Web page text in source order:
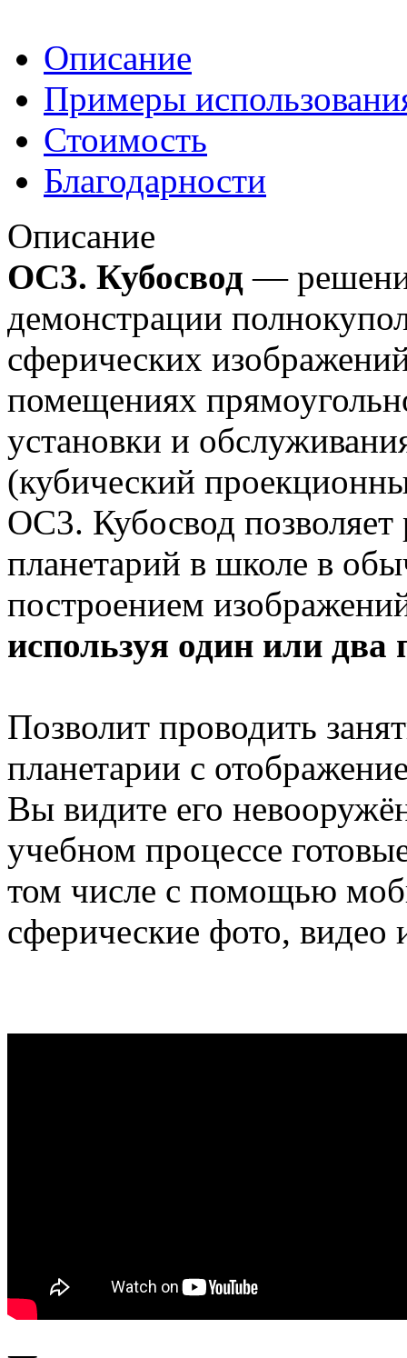
Описание
Примеры
Стоимость
Благодарности
Описание
ОС3. Кубосвод—
демонстрации
сферических
помещениях
установки и
(кубический
ОС3. Кубосвод позволяет
планетарий в школе в
построением
используя один или два
Позволит проводить
планетарии с
Вы видите его
учебном процессе
том числе с помощью
сферические фото, видео